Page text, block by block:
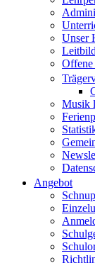
Unser
Offene
Musik
Angebot